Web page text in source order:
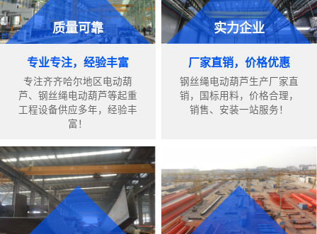
质量可靠
专业专注，经验丰富
专注齐齐哈尔地区电动葫
芦、钢丝绳电动葫芦等起重
工程设备供应多年，经验丰
富！
实力企业
厂家直销，价格优惠
钢丝绳电动葫芦生产厂家直
销，国标用料，价格合理，
销售、安装一站服务！